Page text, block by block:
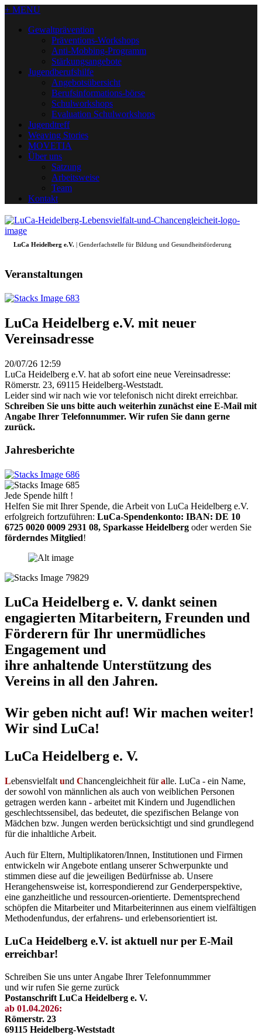
+ MENU
Gewaltprävention
Präventions-Workshops
Anti-Mobbing-Programm
Stärkungsangebote
Jugendberufshilfe
Angebotsübersicht
Berufsinformations-börse
Schulworkshops
Evaluation Schulworkshops
Jugendtreff
Weaving Stories
MOVETIA
Über uns
Satzung
Arbeitsweise
Team
Kontakt
LuCa Heidelberg e.V. | Genderfachstelle für Bildung und Gesundheitsförderung
Veranstaltungen
LuCa Heidelberg e.V. mit neuer
Vereinsadresse
20/07/26 12:59
LuCa Heidelberg e.V. hat ab sofort eine neue Vereinsadresse:
Römerstr. 23, 69115 Heidelberg-Weststadt.
Leider sind wir nach wie vor telefonisch nicht direkt erreichbar.
Schreiben Sie uns bitte auch weiterhin zunächst eine E-Mail mit
Angabe Ihrer Telefonnummer. Wir rufen Sie dann gerne
zurück.
Jahresberichte
Jede Spende hilft !
Helfen Sie mit Ihrer Spende, die Arbeit von LuCa Heidelberg e.V.
erfolgreich fortzuführen: LuCa-Spendenkonto: IBAN: DE 10
6725 0020 0009 2931 08, Sparkasse Heidelberg oder werden Sie
förderndes Mitglied!
LuCa Heidelberg e. V. dankt seinen
engagierten Mitarbeitern, Freunden und
Förderern für Ihr unermüdliches
Engagement und
ihre anhaltende Unterstützung des
Vereins in all den Jahren.
Wir geben nicht auf! Wir machen weiter!
Wir sind LuCa!
LuCa Heidelberg e. V.
Lebensvielfalt und Chancengleichheit füralle. LuCa - ein Name,
der sowohl von männlichen als auch von weiblichen Personen
getragen werden kann - arbeitet mit Kindern und Jugendlichen
geschlechtssensibel, das bedeutet, die spezifischen Belange von
Mädchen bzw. Jungen werden berücksichtigt und sind grundlegend
für die inhaltliche Arbeit.
Auch für Eltern, Multiplikatoren/Innen, Institutionen und Firmen
entwickeln wir Angebote entlang unserer Schwerpunkte und
stimmen diese auf die jeweiligen Bedürfnisse ab. Unsere
Herangehensweise ist, korrespondierend zur Genderperspektive,
eine ganzheitliche und ressourcen-orientierte. Dementsprechend
schöpfen die Mitarbeiter und Mitarbeiterinnen aus einem vielfältigen
Methodenfundus, der erfahrens- und erlebensorientiert ist.
LuCa Heidelberg e.V. ist aktuell nur per E-Mail
erreichbar!
Schreiben Sie uns unter Angabe Ihrer Telefonnummmer
und wir rufen Sie gerne zurück
Postanschrift LuCa Heidelberg e. V.
ab 01.04.2026:
Römerstr. 23
69115 Heidelberg-Weststadt